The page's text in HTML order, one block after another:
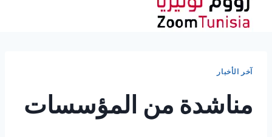
آخر الأخبار
مناشدة من المؤسسات